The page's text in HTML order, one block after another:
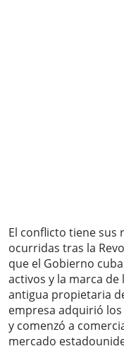
El conflicto tiene sus
ocurridas tras la
que el Gobierno
activos y la marca de
antigua propietaria
empresa adquirió
y comenzó a
mercado